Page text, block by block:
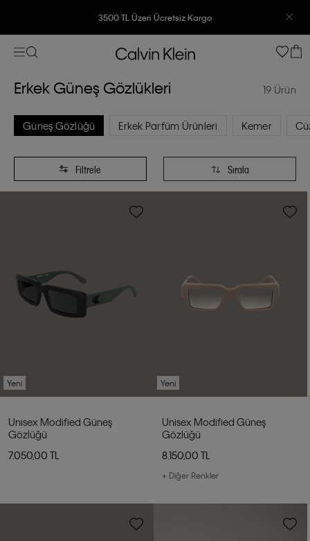
3500 TL Üzeri Ücretsiz Kargo
7500 TL Ve Üzeri Alışverişlerinizde 6 Taksit İmkanı
Erkek Güneş Gözlükleri 19 Ürün
Erkek Parfüm Ürünleri
Güneş Gözlüğü Kemer
Filtrele Sırala
Yeni
Unisex Modified Güneş
Gözlüğü
7.050,00 TL
Yeni
Unisex Modified Güneş
Gözlüğü
8.150,00 TL
+ Diğer Renkler